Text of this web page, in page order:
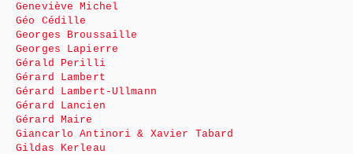
Geneviève Michel
Géo Cédille
Georges Broussaille
Georges Lapierre
Gérald Perilli
Gérard Lambert
Gérard Lambert-Ullmann
Gérard Lancien
Gérard Maire
Giancarlo Antinori & Xavier Tabard
Gildas Kerleau